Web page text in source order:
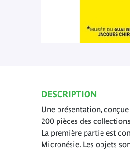
DESCRIPTION
Une présentation,
200 pièces des
La première partie est
Micronésie. Les objets